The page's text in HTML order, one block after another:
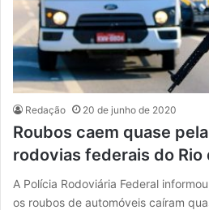
Redação 20 de junho de 2020
Roubos caem quase
rodovias federais do Rio
A Polícia Rodoviária Federal
os roubos de automóveis caíram